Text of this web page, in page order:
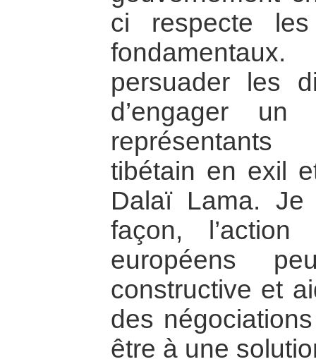
ci respecte
persuader les
d’engager
tibétain en exil
Dalaï Lama.
façon, l’action
européens
constructive et
des
être à une